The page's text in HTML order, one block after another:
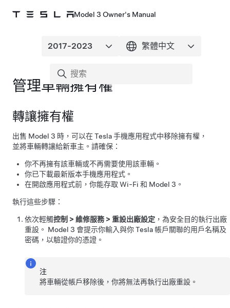
Model 3 Owner's Manual
管理車輛擁有權
轉讓擁有權
出售 Model 3 時，可以在 Tesla 手機應用程式中移除擁有權，
並將車輛轉讓給新車主。請確保：
你不再擁有該車輛或不再需要使用該車輛。
你已下載最新版本手機應用程式。
在開啟應用程式前，你能存取 Wi-Fi 和 Model 3 。
執行這些步驟：
依次輕觸控制 > 維修服務 > 重設出廠設定 ，為安全目的執行出廠
重設。 Model 3 會提示你輸入與你 Tesla 帳戶關聯的用戶名稱及
密碼，以驗證你的憑證。
注
將車輛從帳戶移除後，你將無法再執行出廠重設。